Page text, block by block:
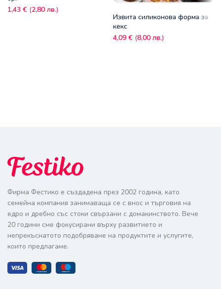
1,43 € (2,80 лв.)
Извита силиконова форма за
кекс
4,09 € (8,00 лв.)
Фирма Фестико е създадена през 2002 година, като
семейна компания занимаваща се с внос и търговия на
едро и дребно със стоки свързани с домакинството. Вече
20 години сме фокусирани върху развитието и
непрекъснатото подобряване на продуктите и услугите,
които предлагаме.